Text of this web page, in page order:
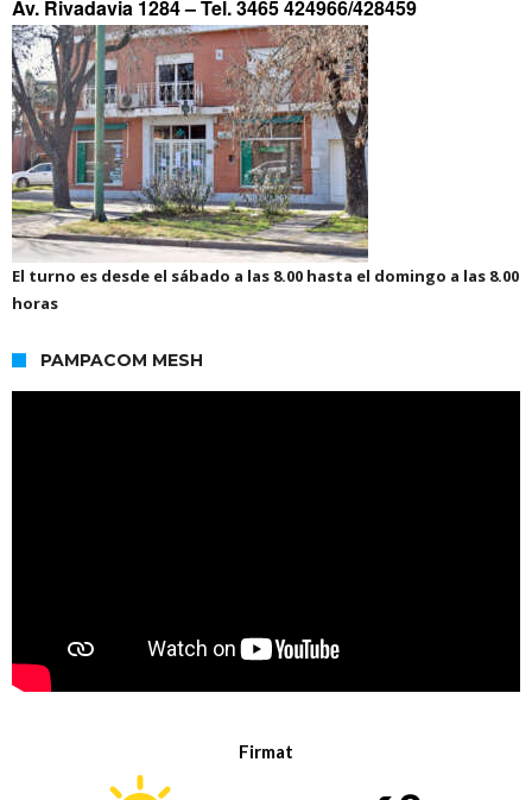
Av. Rivadavia 1284 –Tel. 3465 424966/428459
El turno es desde el sábado a las 8.00 hasta el domingo a las 8.00
horas
PAMPACOM MESH
Firmat